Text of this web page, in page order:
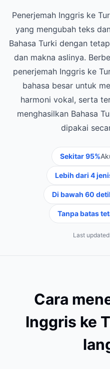
Penerjemah Inggris ke
yang mengubah teks
Bahasa Turki dengan
dan makna aslinya.
penerjemah Inggris ke
bahasa besar untuk
harmoni vokal, serta
menghasilkan Bahasa
dipakai
Sekitar 95%
Lebih dari 4
Di bawah 60
Tanpa batas
Last
Cara
Inggris ke